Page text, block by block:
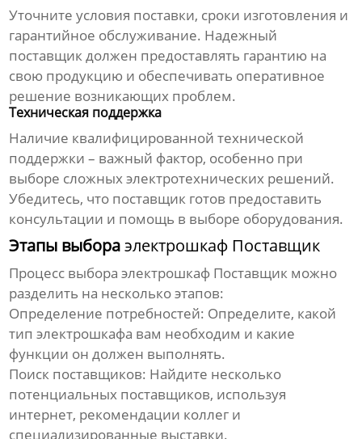
Уточните условия поставки, сроки изготовления и
гарантийное обслуживание. Надежный
поставщик должен предоставлять гарантию на
свою продукцию и обеспечивать оперативное
решение возникающих проблем.
Техническая поддержка
Наличие квалифицированной технической
поддержки – важный фактор, особенно при
выборе сложных электротехнических решений.
Убедитесь, что поставщик готов предоставить
консультации и помощь в выборе оборудования.
Этапы выбораэлектрошкаф Поставщик
Процесс выбораэлектрошкаф Поставщик можно
разделить на несколько этапов:
Определение потребностей: Определите, какой
тип электрошкафа вам необходим и какие
функции он должен выполнять.
Поиск поставщиков: Найдите несколько
потенциальных поставщиков, используя
интернет, рекомендации коллег и
специализированные выставки.